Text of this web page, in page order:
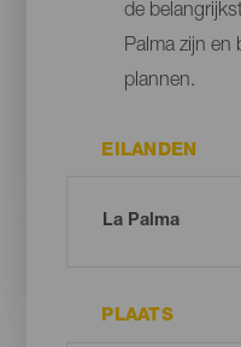
de
Palma zijn en
plannen.
EILANDEN
PLAATS